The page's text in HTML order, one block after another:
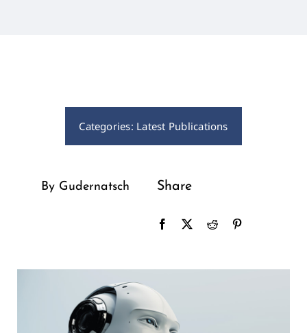
Categories: Latest Publications
By Gudernatsch Share